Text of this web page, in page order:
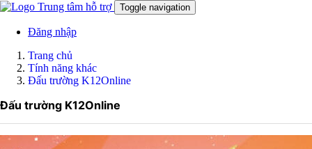
Trung tâm hỗ trợ Toggle navigation
Đăng nhập
Trang chủ
Tính năng khác
Đấu trường K12Online
Đấu trường K12Online